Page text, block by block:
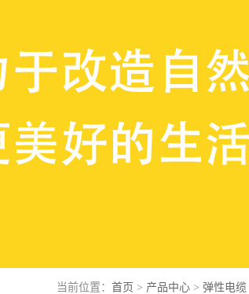
当前位置： 首页 > 产品中心 > 弹性电缆